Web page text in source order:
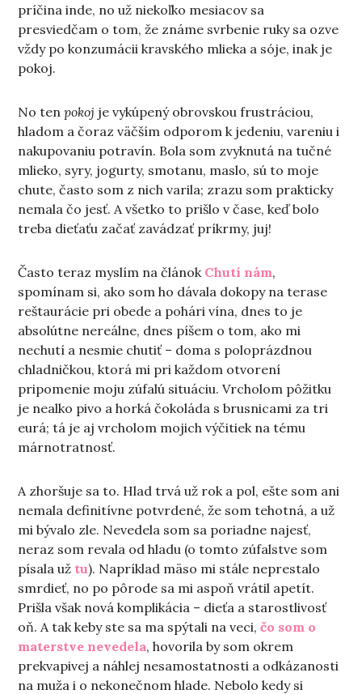
príčina inde, no už niekoľko mesiacov sa
presviedčam o tom, že známe svrbenie ruky sa ozve
vždy po konzumácii kravského mlieka a sóje, inak je
pokoj.
No tenpokoj je vykúpený obrovskou frustráciou,
hladom a čoraz väčším odporom k jedeniu, vareniu i
nakupovaniu potravín. Bola som zvyknutá na tučné
mlieko, syry, jogurty, smotanu, maslo, sú to moje
chute, často som z nich varila; zrazu som prakticky
nemala čo jesť. A všetko to prišlo v čase, keď bolo
treba dieťaťu začať zavádzať príkrmy, juj!
Často teraz myslím na článok Chutí nám,
spomínam si, ako som ho dávala dokopy na terase
reštaurácie pri obede a pohári vína, dnes to je
absolútne nereálne, dnes píšem o tom, ako mi
nechutí a nesmie chutiť – doma s poloprázdnou
chladničkou, ktorá mi pri každom otvorení
pripomenie moju zúfalú situáciu. Vrcholom pôžitku
je nealko pivo a horká čokoláda s brusnicami za tri
eurá; tá je aj vrcholom mojich výčitiek na tému
márnotratnosť.
A zhoršuje sa to. Hlad trvá už rok a pol, ešte som ani
nemala definitívne potvrdené, že som tehotná, a už
mi bývalo zle. Nevedela som sa poriadne najesť,
neraz som revala od hladu (o tomto zúfalstve som
písala už tu). Napríklad mäso mi stále neprestalo
smrdieť, no po pôrode sa mi aspoň vrátil apetít.
Prišla však nová komplikácia – dieťa a starostlivosť
oň. A tak keby ste sa ma spýtali na veci,čo som o
materstve nevedela, hovorila by som okrem
prekvapivej a náhlej nesamostatnosti a odkázanosti
na muža i o nekonečnom hlade. Nebolo kedy si